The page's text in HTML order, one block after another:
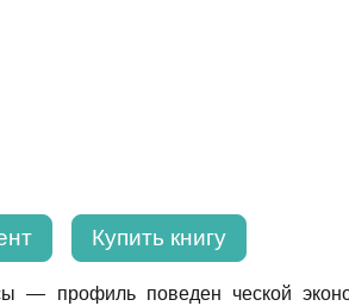
Купить книгу
— профиль поведен ческой